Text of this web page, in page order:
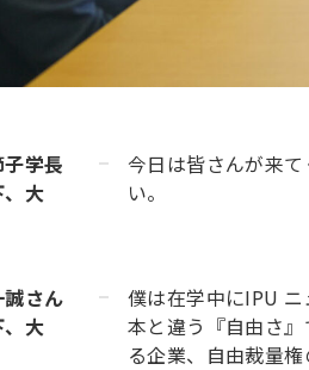
学長
、大
今日は皆さんが来
い。
さん
、大
僕は在学中にIPU
本と違う『自由さ
る企業、自由裁量